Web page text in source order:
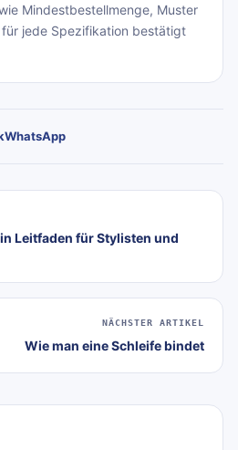
Mindestbestellmenge, Muster
jede Spezifikation bestätigt
WhatsApp
Leitfaden für Stylisten und
NÄCHSTER ARTIKEL
Wie man eine Schleife bindet